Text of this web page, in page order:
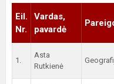
Eil.
Nr.
Vardas,
pavardė
1.
Asta
Rutkienė